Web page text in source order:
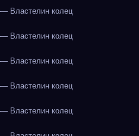
Властелин колец
Властелин колец
Властелин колец
Властелин колец
Властелин колец